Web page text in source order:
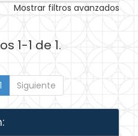
Mostrar filtros avanzados
1-1 de 1.
1 Siguiente